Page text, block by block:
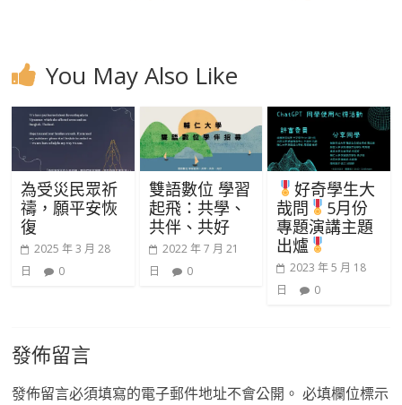
You May Also Like
為受災民眾祈
禱，願平安恢
復
2025 年 3 月 28
日
0
雙語數位 學習
起飛：共學、
共伴、共好
2022 年 7 月 21
日
0
好奇學生大
哉問
5月份
專題演講主題
出爐
2023 年 5 月 18
日
0
發佈留言
發佈留言必須填寫的電子郵件地址不會公開。 必填欄位標示